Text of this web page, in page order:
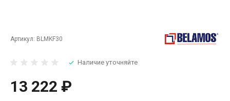
Артикул: BLMKF30
Наличие уточняйте
13 222 ₽